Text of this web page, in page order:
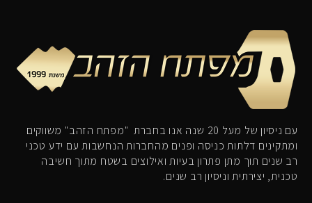
עם ניסיון של מעל 20 שנה אנו בחברת "מפתח הזהב" משווקים
ומתקינים דלתות כניסה ופנים מהחברות הנחשבות עם ידע טכני
רב שנים תוך מתן פתרון בעיות ואילוצים בשטח מתוך חשיבה
טכנית, יצירתית וניסיון רב שנים.